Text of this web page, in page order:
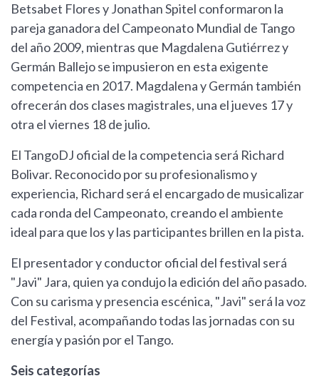
Betsabet Flores y Jonathan Spitel conformaron la
pareja ganadora del Campeonato Mundial de Tango
del año 2009, mientras que Magdalena Gutiérrez y
Germán Ballejo se impusieron en esta exigente
competencia en 2017. Magdalena y Germán también
ofrecerán dos clases magistrales, una el jueves 17 y
otra el viernes 18 de julio.
El TangoDJ oficial de la competencia será Richard
Bolivar. Reconocido por su profesionalismo y
experiencia, Richard será el encargado de musicalizar
cada ronda del Campeonato, creando el ambiente
ideal para que los y las participantes brillen en la pista.
El presentador y conductor oficial del festival será
"Javi" Jara, quien ya condujo la edición del año pasado.
Con su carisma y presencia escénica, "Javi" será la voz
del Festival, acompañando todas las jornadas con su
energía y pasión por el Tango.
Seis categorías